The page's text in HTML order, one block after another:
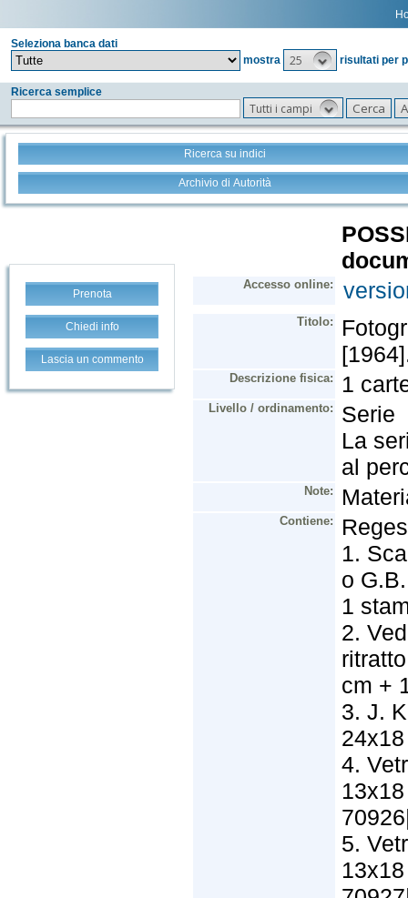
Seleziona banca dati
mostra
25 risultati per
Ricerca semplice
Tutti i campi
Ricerca su indici
Archivio di Autorità
Prenota
Chiedi info
Lascia un commento